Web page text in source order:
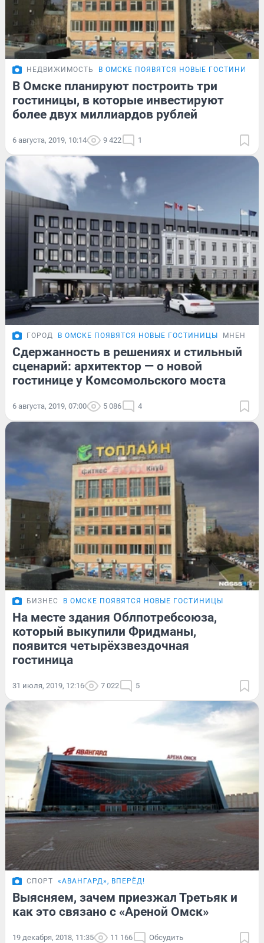
НЕДВИЖИМОСТЬ В ОМСКЕ ПОЯВЯТСЯ НОВЫЕ ГОСТИНИЦЫ
В Омске планируют построить три
гостиницы, в которые инвестируют
более двух миллиардов рублей
6 августа, 2019, 10:14 9 422 1
ГОРОД В ОМСКЕ ПОЯВЯТСЯ НОВЫЕ ГОСТИНИЦЫ МНЕНИЕ
Сдержанность в решениях и стильный
сценарий: архитектор — о новой
гостинице у Комсомольского моста
6 августа, 2019, 07:00 5 086 4
БИЗНЕС В ОМСКЕ ПОЯВЯТСЯ НОВЫЕ ГОСТИНИЦЫ
На месте здания Облпотребсоюза,
который выкупили Фридманы,
появится четырёхзвездочная
гостиница
31 июля, 2019, 12:16 7 022 5
СПОРТ «АВАНГАРД», ВПЕРЁД!
Выясняем, зачем приезжал Третьяк и
как это связано с «Ареной Омск»
19 декабря, 2018, 11:35 11 166 Обсудить